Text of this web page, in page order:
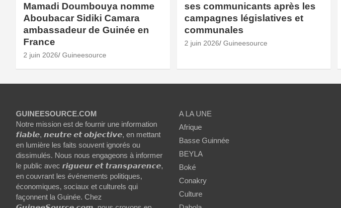
Mamadi Doumbouya nomme
Aboubacar Sidiki Camara
ambassadeur de Guinée en
France
2 juin 2026 Guineesource
ses communicants après les
campagnes législatives et
communales
2 juin 2026 Guineesource
GUINEESOURCE.COM
Notre mission est de fournir une information
𝙛𝙞𝙖𝙗𝙡𝙚, 𝙣𝙚𝙪𝙩𝙧𝙚 𝙚𝙩 𝙤𝙗𝙟𝙚𝙘𝙩𝙞𝙫𝙚, en mettant
en lumière les faits souvent ignorés ou
dissimulés. Nous nous engageons à informer
le public avec 𝙧𝙞𝙜𝙪𝙚𝙪𝙧 𝙚𝙩 𝙩𝙧𝙖𝙣𝙨𝙥𝙖𝙧𝙚𝙣𝙘𝙚,
en couvrant les événements politiques,
économiques, sociaux et culturels qui
façonnent la Guinée. Chez
A LA UNE
Afrique
Basse Guinnée
BEYLA
Boké
Conakry
Culture